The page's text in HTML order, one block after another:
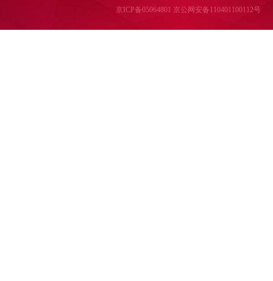
京ICP备05064801 京公网安备110401100112号